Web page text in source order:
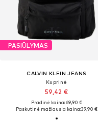
PASIŪLYMAS
CALVIN KLEIN JEANS
Kuprinė
59,42 €
Pradinė kaina: 69,90 €
Paskutinė mažiausia kaina:39,90 €